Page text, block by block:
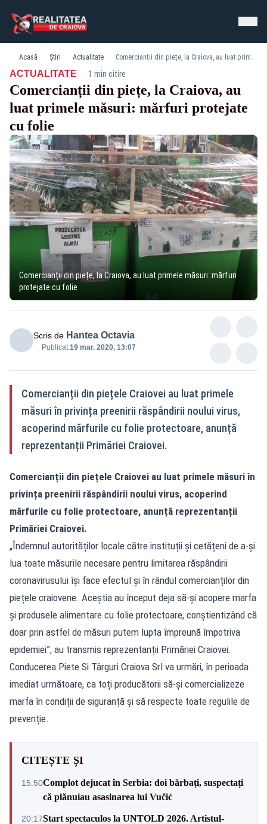
Acasă Știri Actualitate Comercianții din piețe, la Craiova, au luat primele măsuri: mărfuri protejate cu folie
ACTUALITATE· 1 min citire
Comercianții din piețe, la Craiova, au
luat primele măsuri: mărfuri protejate
cu folie
Comercianții din piețe, la Craiova, au luat primele măsuri: mărfuri
protejate cu folie
Scris de Hantea Octavia
Publicat:19 mar. 2020, 13:07
Comercianții din piețele Craiovei au luat primele
măsuri în privința preenirii răspândirii noului virus,
acoperind mărfurile cu folie protectoare, anunță
reprezentanții Primăriei Craiovei.
Comercianții din piețele Craiovei au luat primele măsuri în
privința preenirii răspândirii noului virus, acoperind
mărfurile cu folie protectoare, anunță reprezentanții
Primăriei Craiovei.
„Îndemnul autorităților locale către instituții și cetățeni de a-și
lua toate măsurile necesare pentru limitarea răspândirii
coronavirusului își face efectul și în rândul comercianților din
piețele craiovene. Aceștia au început deja să-și acopere marfa
și produsele alimentare cu folie protectoare, conștientizând că
doar prin astfel de măsuri putem lupta împreună împotriva
epidemiei”, au transmis reprezentanții Primăriei Craiovei.
Conducerea Piete Si Târguri Craiova Srl va urmări, în perioada
imediat următoare, ca toți producătorii să-și comercializeze
marfa în condiții de siguranță și să respecte toate regulile de
prevenție.
CITEȘTE ȘI
15:50Complot dejucat în Serbia: doi bărbați, suspectați
că plănuiau asasinarea lui Vučić
20:17Start spectaculos la UNTOLD 2026. Artistul-